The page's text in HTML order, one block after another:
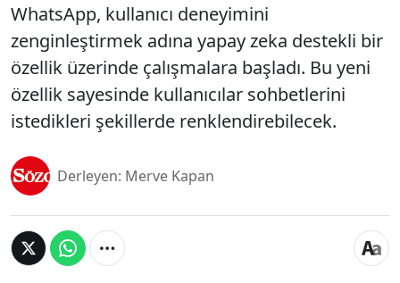
WhatsApp, kullanıcı deneyimini
zenginleştirmek adına yapay zeka destekli bir
özellik üzerinde çalışmalara başladı. Bu yeni
özellik sayesinde kullanıcılar sohbetlerini
istedikleri şekillerde renklendirebilecek.
Derleyen: Merve Kapan